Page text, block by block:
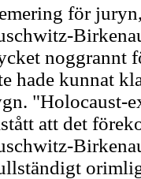
för
noggrannt
hade kunnat
"Holocaust-
att det